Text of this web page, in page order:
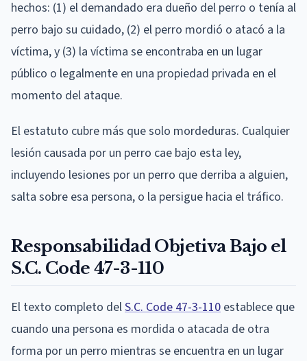
hechos: (1) el demandado era dueño del perro o tenía al
perro bajo su cuidado, (2) el perro mordió o atacó a la
víctima, y (3) la víctima se encontraba en un lugar
público o legalmente en una propiedad privada en el
momento del ataque.
El estatuto cubre más que solo mordeduras. Cualquier
lesión causada por un perro cae bajo esta ley,
incluyendo lesiones por un perro que derriba a alguien,
salta sobre esa persona, o la persigue hacia el tráfico.
Responsabilidad Objetiva Bajo el
S.C. Code 47-3-110
El texto completo delS.C. Code 47-3-110 establece que
cuando una persona es mordida o atacada de otra
forma por un perro mientras se encuentra en un lugar